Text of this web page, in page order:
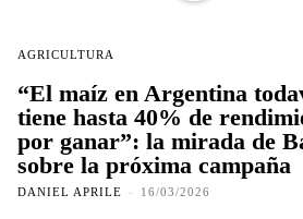
AGRICULTURA
“El maíz en Argentina
tiene hasta 40% de
por ganar”: la mirada de
sobre la próxima campaña
DANIEL APRILE - 16/03/2026